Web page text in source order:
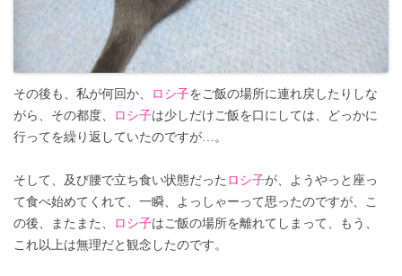
その後も、私が何回か、 ロシ子をご飯の場所に連れ戻したりしな
がら、その都度、
ロシ子は少しだけご飯を口にしては、どっかに
行ってを繰り返していたのですが…。
そして、及び腰で立ち食い状態だった ロシ子が、ようやっと座っ
て食べ始めてくれて、一瞬、よっしゃーって思ったのですが、こ
の後、またまた、
ロシ子はご飯の場所を離れてしまって、もう、
これ以上は無理だと観念したのです。